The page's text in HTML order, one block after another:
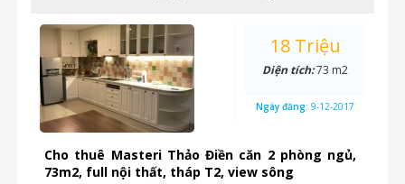
Cho thuê Masteri Thảo Điền căn 2 phòng ngủ,
73m2, full nội thất, tháp T2, view sông
18 Triệu
Diện tích:73 m2
Ngày đăng: 9-12-2017